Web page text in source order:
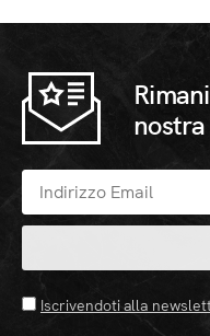
Iscrivendoti alla